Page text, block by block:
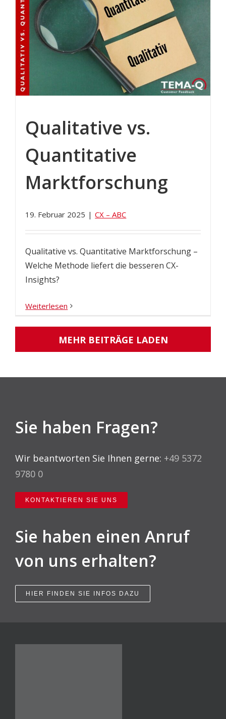
Qualitative vs.
Quantitative
Marktforschung
19. Februar 2025 | CX – ABC
Qualitative vs. Quantitative Marktforschung –
Welche Methode liefert die besseren CX-
Insights?
Weiterlesen
MEHR BEITRÄGE LADEN
Sie haben Fragen?
Wir beantworten Sie Ihnen gerne: +49 5372
9780 0
KONTAKTIEREN SIE UNS
Sie haben einen Anruf
von uns erhalten?
HIER FINDEN SIE INFOS DAZU